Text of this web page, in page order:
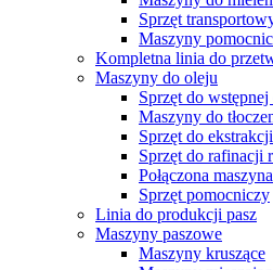
Sprzęt
Maszyny
Kompletna linia do
Maszyny do oleju
Sprzęt do
Maszyny do
Sprzęt do
Sprzęt do rafinacji
Połączona
Sprzęt pomocniczy
Linia do produkcji pasz
Maszyny paszowe
Maszyny kruszące